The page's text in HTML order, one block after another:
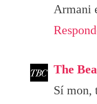
Armani
The
Sí mon,